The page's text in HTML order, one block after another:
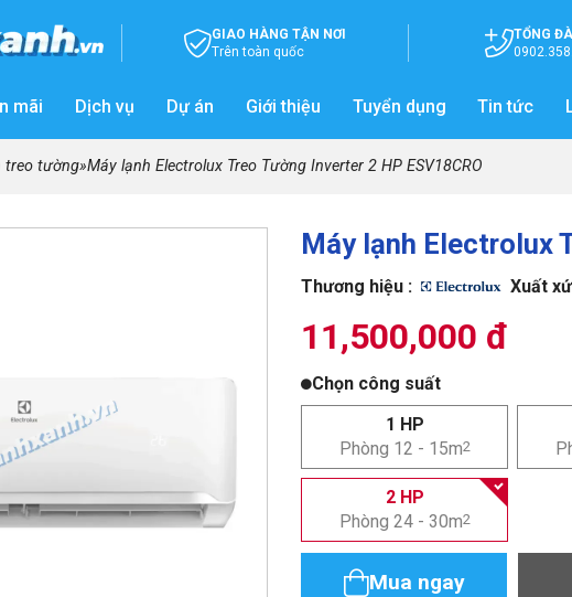
GIAO HÀNG TẬN NƠI
Trên toàn quốc
TỔNG
mãi Dịch vụ Dự án Giới thiệu Tuyển dụng Tin tức
treo tường»Máy lạnh Electrolux Treo Tường Inverter 2 HP ESV18CRO
Máy lạnh Electrolux
Thương hiệu : Xuất
11,500,000 đ
Chọn công suất
1 HP
Phòng 12 - 15m2
2 HP
Phòng 24 - 30m2
Mua ngay